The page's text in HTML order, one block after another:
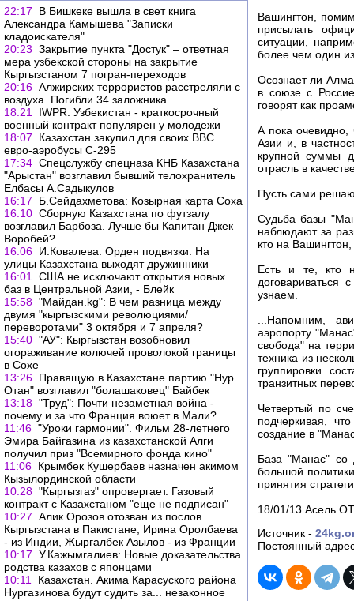
22:17
В Бишкеке вышла в свет книга
Александра Камышева "Записки
кладоискателя"
20:23 Закрытие пункта "Достук" – ответная
мера узбекской стороны на закрытие
Кыргызстаном 7 погран-переходов
20:16 Алжирских террористов расстреляли с
воздуха. Погибли 34 заложника
18:21
IWPR: Узбекистан - краткосрочный
военный контракт популярен у молодежи
18:07
Казахстан закупил для своих ВВС
евро-аэробусы С-295
17:34 Спецслужбу спецназа КНБ Казахстана
"Арыстан" возглавил бывший телохранитель
Елбасы А.Садыкулов
16:17
Б.Сейдахметова: Козырная карта Соха
16:10 Сборную Казахстана по футзалу
возглавил Барбоза. Лучше бы Капитан Джек
Воробей?
16:06 И.Ковалева: Орден подвязки. На
улицы Казахстана выходят дружинники
16:01
США не исключают открытия новых
баз в Центральной Азии, - Блейк
15:58 "Майдан.kg": В чем разница между
двумя "кыргызскими революциями/
переворотами" 3 октября и 7 апреля?
15:40 "АУ": Кыргызстан возобновил
огораживание колючей проволокой границы
в Сохе
13:26 Правящую в Казахстане партию "Нур
Отан" возглавил "болашаковец" Байбек
13:18 "Труд": Почти незаметная война -
почему и за что Франция воюет в Мали?
11:46 "Уроки гармонии". Фильм 28-летнего
Эмира Байгазина из казахстанской Алги
получил приз "Всемирного фонда кино"
11:06 Крымбек Кушербаев назначен акимом
Кызылординской области
10:28 "Кыргызгаз" опровергает. Газовый
контракт с Казахстаном "еще не подписан"
10:27 Алик Орозов отозван из послов
Кыргызстана в Пакистане, Ирина Оролбаева
- из Индии, Жыргалбек Азылов - из Франции
10:17 У.Кажымгалиев: Новые доказательства
родства казахов с японцами
10:11
Казахстан. Акима Карасуского района
Нургазинова будут судить за... незаконное
Вашингтон,
присылать
ситуации,
более чем один
Осознает ли
в союзе с
говорят как
А пока очевидно,
Азии и, в
крупной суммы
отрасль в
Пусть сами
Судьба базы
наблюдают за
кто на
Есть и те, кто
узнаем.
...Напомним,
аэропорту
свобода" на
техника из
группировки
транзитных
Четвертый по
подчеркивая,
создание в
База "Манас" со
большой
принятия
18/01/13 Асель
Источник -
Постоянный